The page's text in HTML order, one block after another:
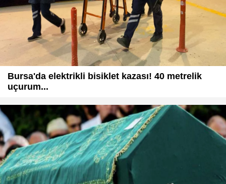
Bursa'da elektrikli bisiklet kazası! 40 metrelik
uçurum...